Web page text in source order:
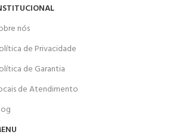
nós
de Privacidade
de Garantia
de Atendimento